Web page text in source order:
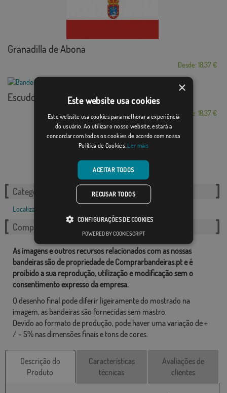
Granadilla de Abona
Desde: 18,37 €
Escudo Escuzar
Desde: 18,37 €
Categorias relacionadas:
Localizações
Compartilhe esta bandeira
As imagens e outros recursos relacionados com as nossas
bandeiras são de propriedade de Comprarbandeiras.pt e é
proibido a sua reprodução, utilização e modificação sem o
consentimento expresso da empresa.
O desenho final pode diferir ligeiramente do mostrado na
imagem, as bandeiras são fornecidas sem mastro.
Devido ao formato de produção, pode haver uma variação de +
/ - 5% nas dimensões finais e tons de cores.
Descrição do
Produto
Características
técnicas
Avaliações de
clientes
×
Este website usa cookies
Este website usa cookies para melhorar a experiência
do usuário. Ao utilizar o nosso website, estará a
concordar com todos os cookies de acordo com nossa
Política de Cookies. Ler mais
ACEITAR TODOS
RECUSAR TODOS
CONFIGURAÇÕES DE COOKIES
POWERED BY COOKIESCRIPT